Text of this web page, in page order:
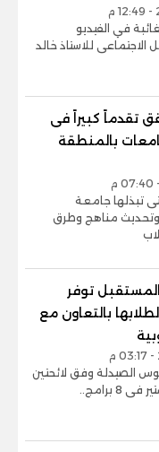
في الفيديو
الاجتماعى للاستاذ خالد
تقدماً كبيراً فى
بالمنطقة
تبذلها جامعة
مناهج وطرق
توفر
بالتعاون مع
الصيدلة وفق لائحتين
معتمدتين.. ودرجة الماجستير فى 8 برامج..